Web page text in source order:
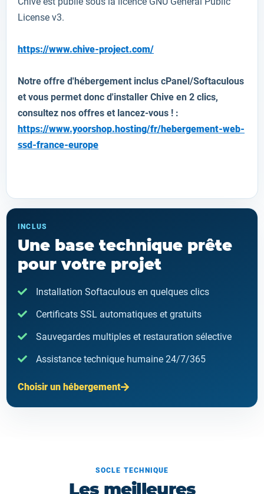
License v3.
https://www.chive-project.com/
Notre offre d'hébergement inclus cPanel/Softaculous
et vous permet donc d'installer Chive en 2 clics,
consultez nos offres et lancez-vous ! :
https://www.yoorshop.hosting/fr/hebergement-web-
ssd-france-europe
INCLUS
Une base technique prête
pour votre projet
Installation Softaculous en quelques clics
Certificats SSL automatiques et gratuits
Sauvegardes multiples et restauration sélective
Assistance technique humaine 24/7/365
Choisir un hébergement
SOCLE TECHNIQUE
Les meilleures